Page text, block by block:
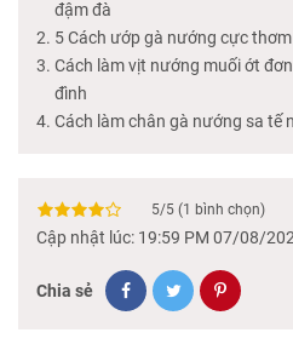
đậm đà
5 Cách ướp gà nướng cực
Cách làm vịt nướng muối ớt
đình
Cách làm chân gà nướng sa tế
5/5 (1 bình chọn)
Cập nhật lúc: 19:59 PM 07/08/
Chia sẻ